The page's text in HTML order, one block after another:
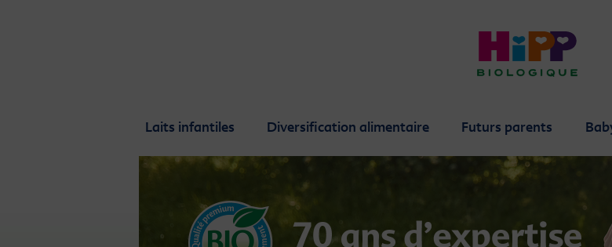
Laits infantiles Diversification alimentaire Futurs parents